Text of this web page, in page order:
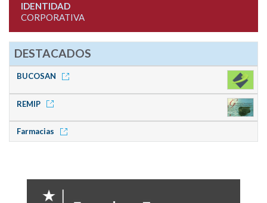
IDENTIDAD
CORPORATIVA
DESTACADOS
BUCOSAN
REMIP
Farmacias